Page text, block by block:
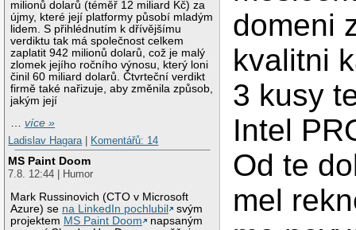
milionů dolarů (téměř 12 miliard Kč) za
újmy, které její platformy působí mladým
lidem. S přihlédnutím k dřívějšímu
verdiktu tak má společnost celkem
zaplatit 942 milionů dolarů, což je malý
zlomek jejího ročního výnosu, který loni
činil 60 miliard dolarů. Čtvrteční verdikt
firmě také nařizuje, aby změnila způsob,
jakým její
…více »
Ladislav Hagara
Komentářů: 14
MS Paint Doom
7.8. 12:44 | Humor
Mark Russinovich (CTO v Microsoft
Azure) se na LinkedIn pochlubil
svým
projektem MS Paint Doom
napsaným
domeni
kvalitni
3 kusy
Intel
Od te
mel